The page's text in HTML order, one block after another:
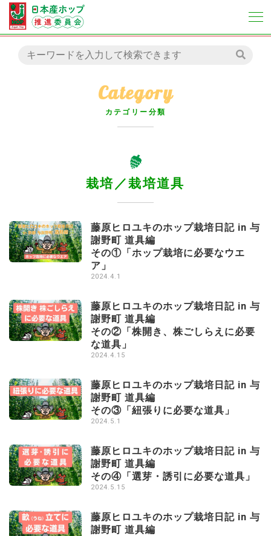
Category
カテゴリー分類
栽培／栽培道具
藤原ヒロユキのホップ栽培日記 in 与
謝野町 道具編
その①「ホップ栽培に必要なウエ
ア」
2024.4.1
藤原ヒロユキのホップ栽培日記 in 与
謝野町 道具編
その②「株開き、株ごしらえに必要
な道具」
2024.4.15
藤原ヒロユキのホップ栽培日記 in 与
謝野町 道具編
その③「紐張りに必要な道具」
2024.5.1
藤原ヒロユキのホップ栽培日記 in 与
謝野町 道具編
その④「選芽・誘引に必要な道具」
2024.5.15
藤原ヒロユキのホップ栽培日記 in 与
謝野町 道具編